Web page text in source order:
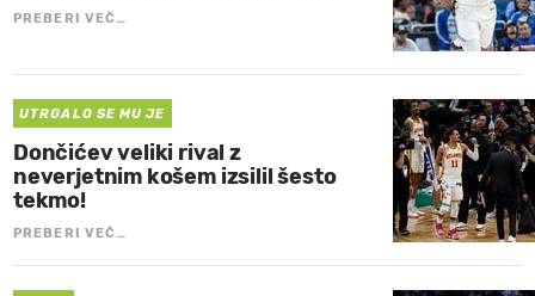
PREBERI VEČ…
UTRGALO SE MU JE
Dončićev veliki rival z
neverjetnim košem izsilil šesto
tekmo!
PREBERI VEČ…